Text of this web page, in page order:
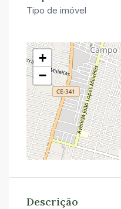
Tipo de imóvel
+
−
Descrição